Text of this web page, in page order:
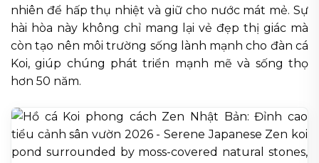
nhiên để hấp thụ nhiệt và giữ cho nước mát mẻ. Sự
hài hòa này không chỉ mang lại vẻ đẹp thị giác mà
còn tạo nên môi trường sống lành mạnh cho đàn cá
Koi, giúp chúng phát triển mạnh mẽ và sống thọ
hơn 50 năm.